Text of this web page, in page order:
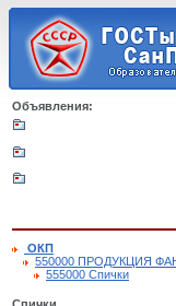
Объявления:
ОКП
550000 ПРОДУКЦИЯ
555000 Спички